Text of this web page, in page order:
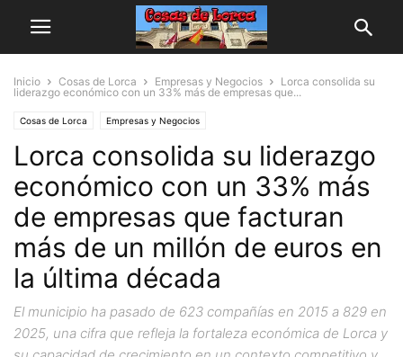
Inicio Cosas de Lorca Empresas y Negocios
Lorca consolida su
liderazgo económico con un 33% más de empresas que...
Cosas de Lorca Empresas y Negocios
Lorca consolida su liderazgo
económico con un 33% más
de empresas que facturan
más de un millón de euros en
la última década
El municipio ha pasado de 623 compañías en 2015 a 829 en
2025, una cifra que refleja la fortaleza económica de Lorca y